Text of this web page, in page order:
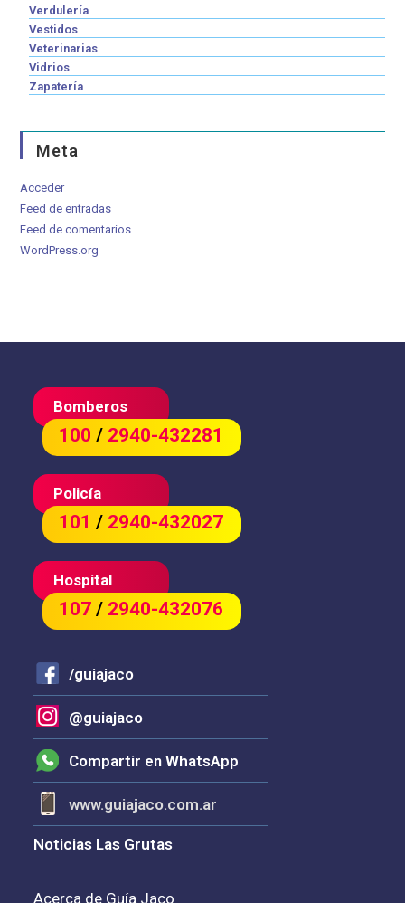
Verdulería
Vestidos
Veterinarias
Vidrios
Zapatería
Meta
Acceder
Feed de entradas
Feed de comentarios
WordPress.org
Bomberos
100/ 2940-432281
Policía
101/ 2940-432027
Hospital
107/ 2940-432076
/guiajaco
@guiajaco
Compartir en WhatsApp
www.guiajaco.com.ar
Noticias Las Grutas
Acerca de Guía Jaco